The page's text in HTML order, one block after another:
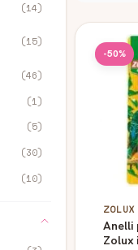
(14)
(15)
(46)
(1)
(5)
(30)
(10)
-50%
ZOLUX
Anelli
Zolux